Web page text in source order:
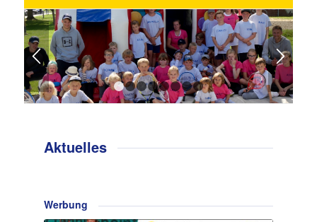
1 2 3 4 5 6 7 8
Aktuelles
Werbung